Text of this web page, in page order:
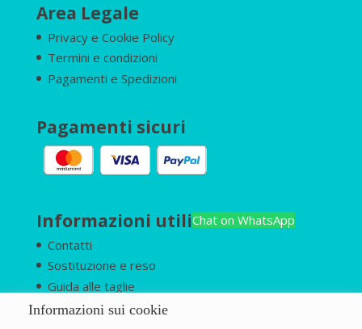
Area Legale
Privacy e Cookie Policy
Termini e condizioni
Pagamenti e Spedizioni
Pagamenti sicuri
Informazioni utili
Contatti
Sostituzione e reso
Guida alle taglie
Chi siamo
Chat on WhatsApp
Informazioni sui cookie